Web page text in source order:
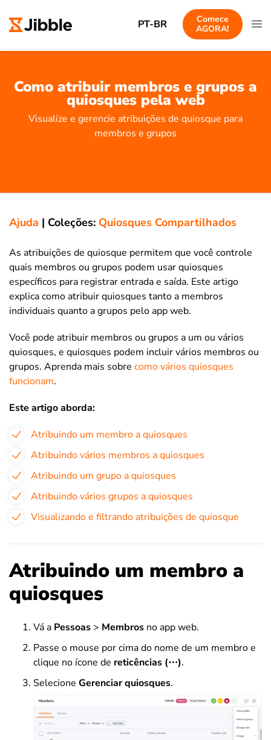
PT-BR
Comece
AGORA!
Como atribuir membros e grupos a
quiosques pela web
Visualize e gerencie atribuições de quiosque para
membros e grupos
Ajuda | Coleções: Quiosques Compartilhados
As atribuições de quiosque permitem que você controle
quais membros ou grupos podem usar quiosques
específicos para registrar entrada e saída. Este artigo
explica como atribuir quiosques tanto a membros
individuais quanto a grupos pelo app web.
Você pode atribuir membros ou grupos a um ou vários
quiosques, e quiosques podem incluir vários membros ou
grupos. Aprenda mais sobre como vários quiosques
funcionam.
Este artigo aborda:
Atribuindo um membro a quiosques
Atribuindo vários membros a quiosques
Atribuindo um grupo a quiosques
Atribuindo vários grupos a quiosques
Visualizando e filtrando atribuições de quiosque
Atribuindo um membro a
quiosques
Vá a Pessoas > Membros no app web.
Passe o mouse por cima do nome de um membro e
clique no ícone de reticências (⋯).
Selecione Gerenciar quiosques.